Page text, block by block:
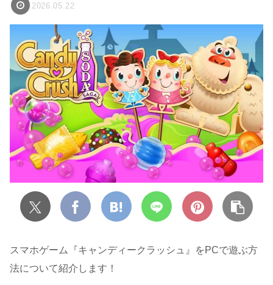
2026.05.22
スマホゲーム『キャンディークラッシュ』をPCで遊ぶ方
法について紹介します！